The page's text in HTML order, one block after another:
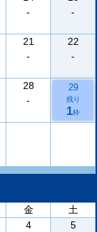
-
-
21
-
22
-
28
-
29
残り
1枠
金
土
4
5